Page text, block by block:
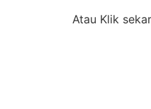
Atau Klik